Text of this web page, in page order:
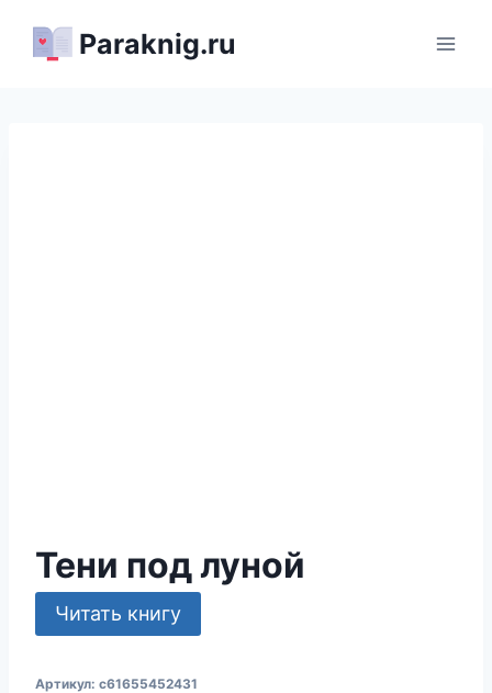
Paraknig.ru
Тени под луной
Читать книгу
Артикул: c61655452431